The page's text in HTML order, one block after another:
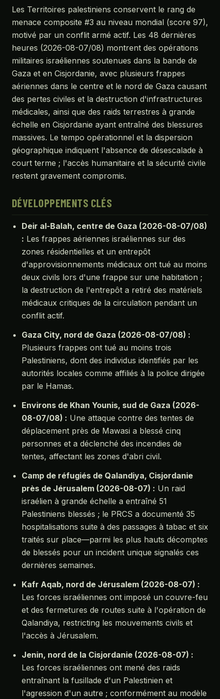
Les Territoires palestiniens conservent le rang de
menace composite #3 au niveau mondial (score 97),
motivé par un conflit armé actif. Les 48 dernières
heures (2026-08-07/08) montrent des opérations
militaires israéliennes soutenues dans la bande de
Gaza et en Cisjordanie, avec plusieurs frappes
aériennes dans le centre et le nord de Gaza causant
des pertes civiles et la destruction d'infrastructures
médicales, ainsi que des raids terrestres à grande
échelle en Cisjordanie ayant entraîné des blessures
massives. Le tempo opérationnel et la dispersion
géographique indiquent l'absence de désescalade à
court terme ; l'accès humanitaire et la sécurité civile
restent gravement compromis.
DÉVELOPPEMENTS CLÉS
Deir al-Balah, centre de Gaza (2026-08-07/08)
: Les frappes aériennes israéliennes sur des
zones résidentielles et un entrepôt
d'approvisionnements médicaux ont tué au moins
deux civils lors d'une frappe sur une habitation ;
la destruction de l'entrepôt a retiré des matériels
médicaux critiques de la circulation pendant un
conflit actif.
Gaza City, nord de Gaza (2026-08-07/08) :
Plusieurs frappes ont tué au moins trois
Palestiniens, dont des individus identifiés par les
autorités locales comme affiliés à la police dirigée
par le Hamas.
Environs de Khan Younis, sud de Gaza (2026-
08-07/08) : Une attaque contre des tentes de
déplacement près de Mawasi a blessé cinq
personnes et a déclenché des incendies de
tentes, affectant les zones d'abri civil.
Camp de réfugiés de Qalandiya, Cisjordanie
près de Jérusalem (2026-08-07) : Un raid
israélien à grande échelle a entraîné 51
Palestiniens blessés ; le PRCS a documenté 35
hospitalisations suite à des passages à tabac et six
traités sur place—parmi les plus hauts décomptes
de blessés pour un incident unique signalés ces
dernières semaines.
Kafr Aqab, nord de Jérusalem (2026-08-07) :
Les forces israéliennes ont imposé un couvre-feu
et des fermetures de routes suite à l'opération de
Qalandiya, restricting les mouvements civils et
l'accès à Jérusalem.
Jenin, nord de la Cisjordanie (2026-08-07) :
Les forces israéliennes ont mené des raids
entraînant la fusillade d'un Palestinien et
l'agression d'un autre ; conformément au modèle